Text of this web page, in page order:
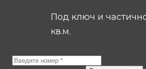
Под ключ и
кв.м.